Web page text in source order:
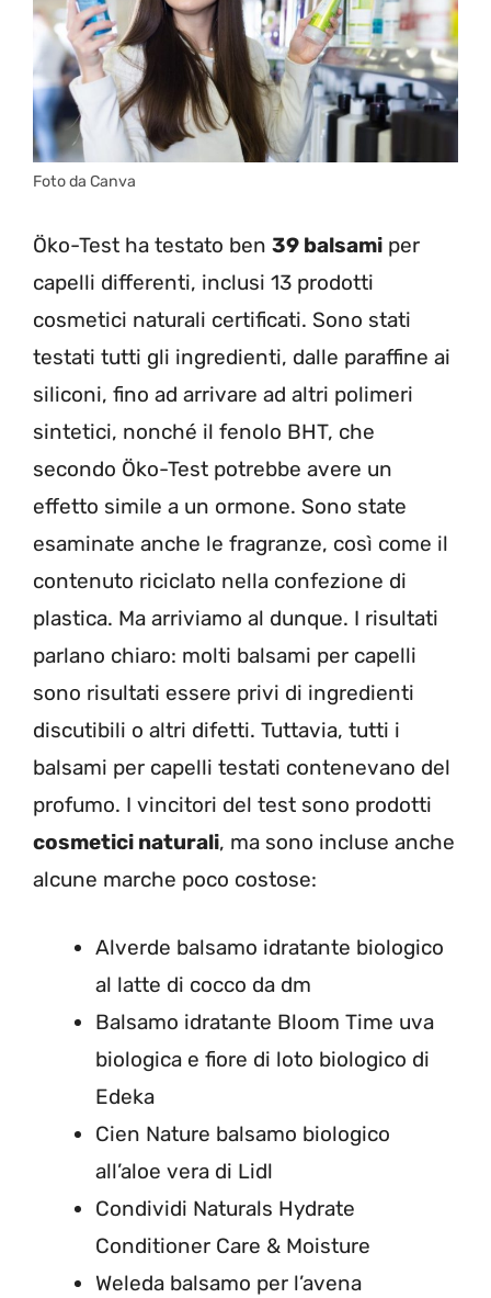
Foto da Canva
Öko-Test ha testato ben 39 balsami per
capelli differenti, inclusi 13 prodotti
cosmetici naturali certificati. Sono stati
testati tutti gli ingredienti, dalle paraffine ai
siliconi, fino ad arrivare ad altri polimeri
sintetici, nonché il fenolo BHT, che
secondo Öko-Test potrebbe avere un
effetto simile a un ormone. Sono state
esaminate anche le fragranze, così come il
contenuto riciclato nella confezione di
plastica. Ma arriviamo al dunque. I risultati
parlano chiaro: molti balsami per capelli
sono risultati essere privi di ingredienti
discutibili o altri difetti. Tuttavia, tutti i
balsami per capelli testati contenevano del
profumo. I vincitori del test sono prodotti
cosmetici naturali, ma sono incluse anche
alcune marche poco costose:
Alverde balsamo idratante biologico
al latte di cocco da dm
Balsamo idratante Bloom Time uva
biologica e fiore di loto biologico di
Edeka
Cien Nature balsamo biologico
all’aloe vera di Lidl
Condividi Naturals Hydrate
Conditioner Care & Moisture
Weleda balsamo per l’avena